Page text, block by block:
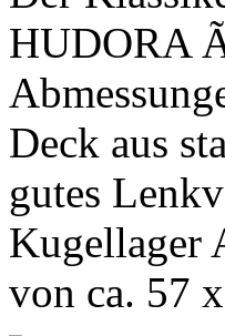
HUDORA
Deck aus
gutes
Kugellager
von ca. 57